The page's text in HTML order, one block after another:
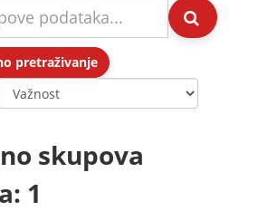
pretraživanje
skupova
1